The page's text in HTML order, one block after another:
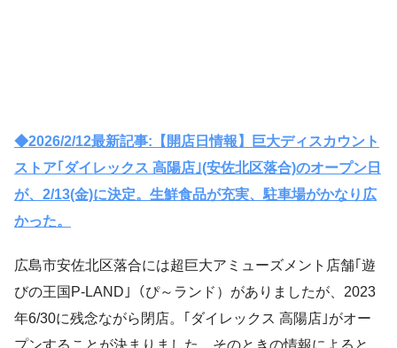
◆2026/2/12最新記事:【開店日情報】巨大ディスカウント
ストア｢ダイレックス 高陽店｣(安佐北区落合)のオープン日
が、2/13(金)に決定。生鮮食品が充実、駐車場がかなり広
かった。
広島市安佐北区落合には超巨大アミューズメント店舗｢遊
びの王国P-LAND｣（ぴ～ランド）がありましたが、2023
年6/30に残念ながら閉店。｢ダイレックス 高陽店｣がオー
プンすることが決まりました。そのときの情報によると、